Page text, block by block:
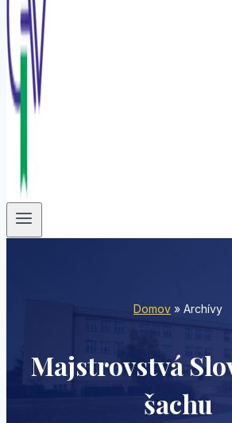
Domov » Archívy
Majstrovstvá
šachu